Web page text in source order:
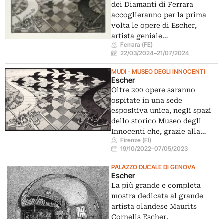
dei Diamanti di Ferrara
accoglieranno per la prima
volta le opere di Escher,
artista geniale…
Ferrara (FE)
22/03/2024–21/07/2024
MUDI - MUSEO DEGLI INNOCENTI
Escher
Oltre 200 opere saranno
ospitate in una sede
espositiva unica, negli spazi
dello storico Museo degli
Innocenti che, grazie alla…
Firenze (FI)
19/10/2022–07/05/2023
PALAZZO DUCALE DI GENOVA
Escher
La più grande e completa
mostra dedicata al grande
artista olandese Maurits
Cornelis Escher.